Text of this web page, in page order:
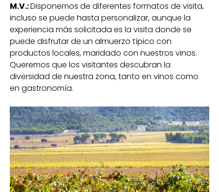
M.V.:Disponemos de diferentes formatos de visita,
incluso se puede hasta personalizar, aunque la
experiencia más solicitada es la visita donde se
puede disfrutar de un almuerzo típico con
productos locales, maridado con nuestros vinos.
Queremos que los visitantes descubran la
diversidad de nuestra zona, tanto en vinos como
en gastronomía.